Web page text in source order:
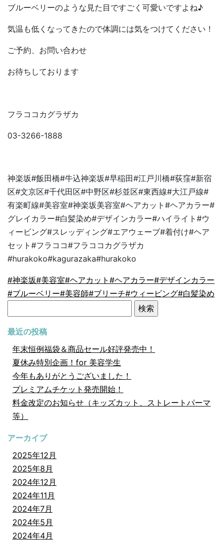
ブルーベリーのような見た目ですごく可愛いですよね♪
気温も低くなってきたので体調には気をつけてください！
ご予約、お問い合わせ
お待ちしております
フラココカグラザカ
03-3266-1888
神楽坂#飯田橋#牛込神楽坂#早稲田#江戸川橋#荻窪#新宿
区#文京区#千代田区#中野区#杉並区#東西線#大江戸線#
有楽町線#美容室#神楽坂美容室#ヘアカット #ヘアカラー#
グレイカラー#白髪染め#デザインカラー#ハイライト #ウ
ィービング#スレッディング#エアウェーブ#着付け#ヘア
セット #フラココ#フラココカグラザカ
#hurakoko#kagurazaka#hurakoko
#神楽坂#美容室#ヘアカット #ヘアカラー#デザインカラー
#ブルーベリー#美容師#ブリーチ#ウィービング#白髪染め
索:
最近の投稿
年末恒例福袋＆商品セール好評発売中！
夏休み特別企画！for 美容学生
今年もありがとうございました！
プレミアムチケット発売開始！
料金改定のお知らせ（キッズカット、ストレートパーマ
等）
アーカイブ
2025年12月
2025年8月
2024年12月
2024年11月
2024年7月
2024年5月
2024年4月